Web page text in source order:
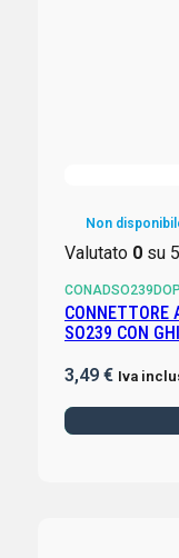
Non
Valutato 0su 5
CONNETTORE
SO239 CON
3,49 € Iva